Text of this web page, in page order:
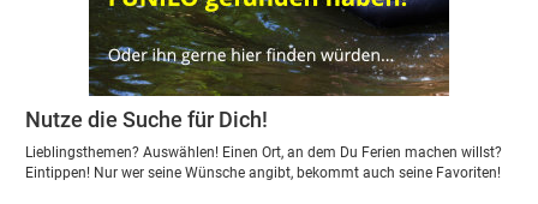
Nutze die Suche für Dich!
Lieblingsthemen? Auswählen! Einen Ort, an dem Du Ferien machen willst?
Eintippen! Nur wer seine Wünsche angibt, bekommt auch seine Favoriten!